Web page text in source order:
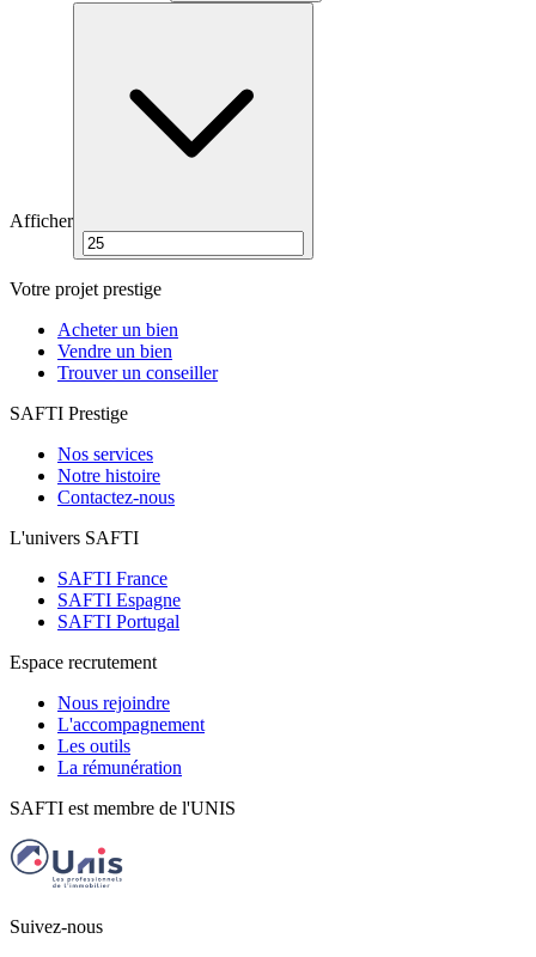
Afficher
Votre projet prestige
Acheter un bien
Vendre un bien
Trouver un conseiller
SAFTI Prestige
Nos services
Notre histoire
Contactez-nous
L'univers SAFTI
SAFTI France
SAFTI Espagne
SAFTI Portugal
Espace recrutement
Nous rejoindre
L'accompagnement
Les outils
La rémunération
SAFTI est membre de l'UNIS
Suivez-nous